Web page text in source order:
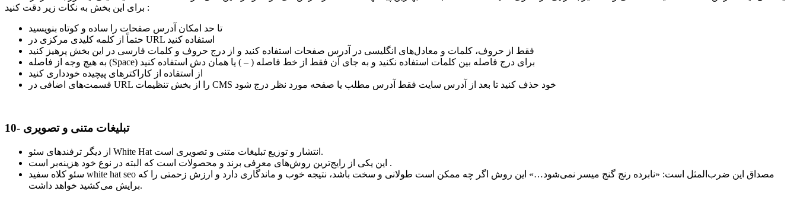
برای این بخش به نکات زیر دقت کنید :
تا حد امکان آدرس صفحات را ساده و کوتاه بنویسید
حتماً از کلمه کلیدی مرکزی در URL استفاده کنید
فقط از حروف، کلمات و معادل‌های انگلیسی در آدرس صفحات استفاده کنید و از درج حروف و کلمات فارسی در این بخش پرهیز کنید
به هیچ وجه از فاصله (Space) برای درج فاصله بین کلمات استفاده نکنید و به جای آن فقط از خط فاصله ( – ) یا همان دش استفاده کنید
از استفاده از کاراکترهای پیچیده خودداری کنید
قسمت‌های اضافی در URL را از بخش تنظیمات CMS خود حذف کنید تا بعد از آدرس سایت فقط آدرس مطلب یا صفحه مورد نظر درج شود
10- تبلیغات متنی و تصویری
از دیگر ترفندهای سئو White Hat انتشار و توزیع تبلیغات متنی و تصویری است.
این یکی از رایج‌ترین روش‌های معرفی برند و محصولات است که البته در نوع خود هزینه‌بر است .
سئو کلاه سفید white hat seo مصداق این ضرب‌المثل است: «نابرده رنج گنج میسر نمی‌شود…» این روش اگر چه ممکن است طولانی و سخت باشد، نتیجه خوب و ماندگاری دارد و ارزش زحمتی را که
برایش می‌کشید خواهد داشت.